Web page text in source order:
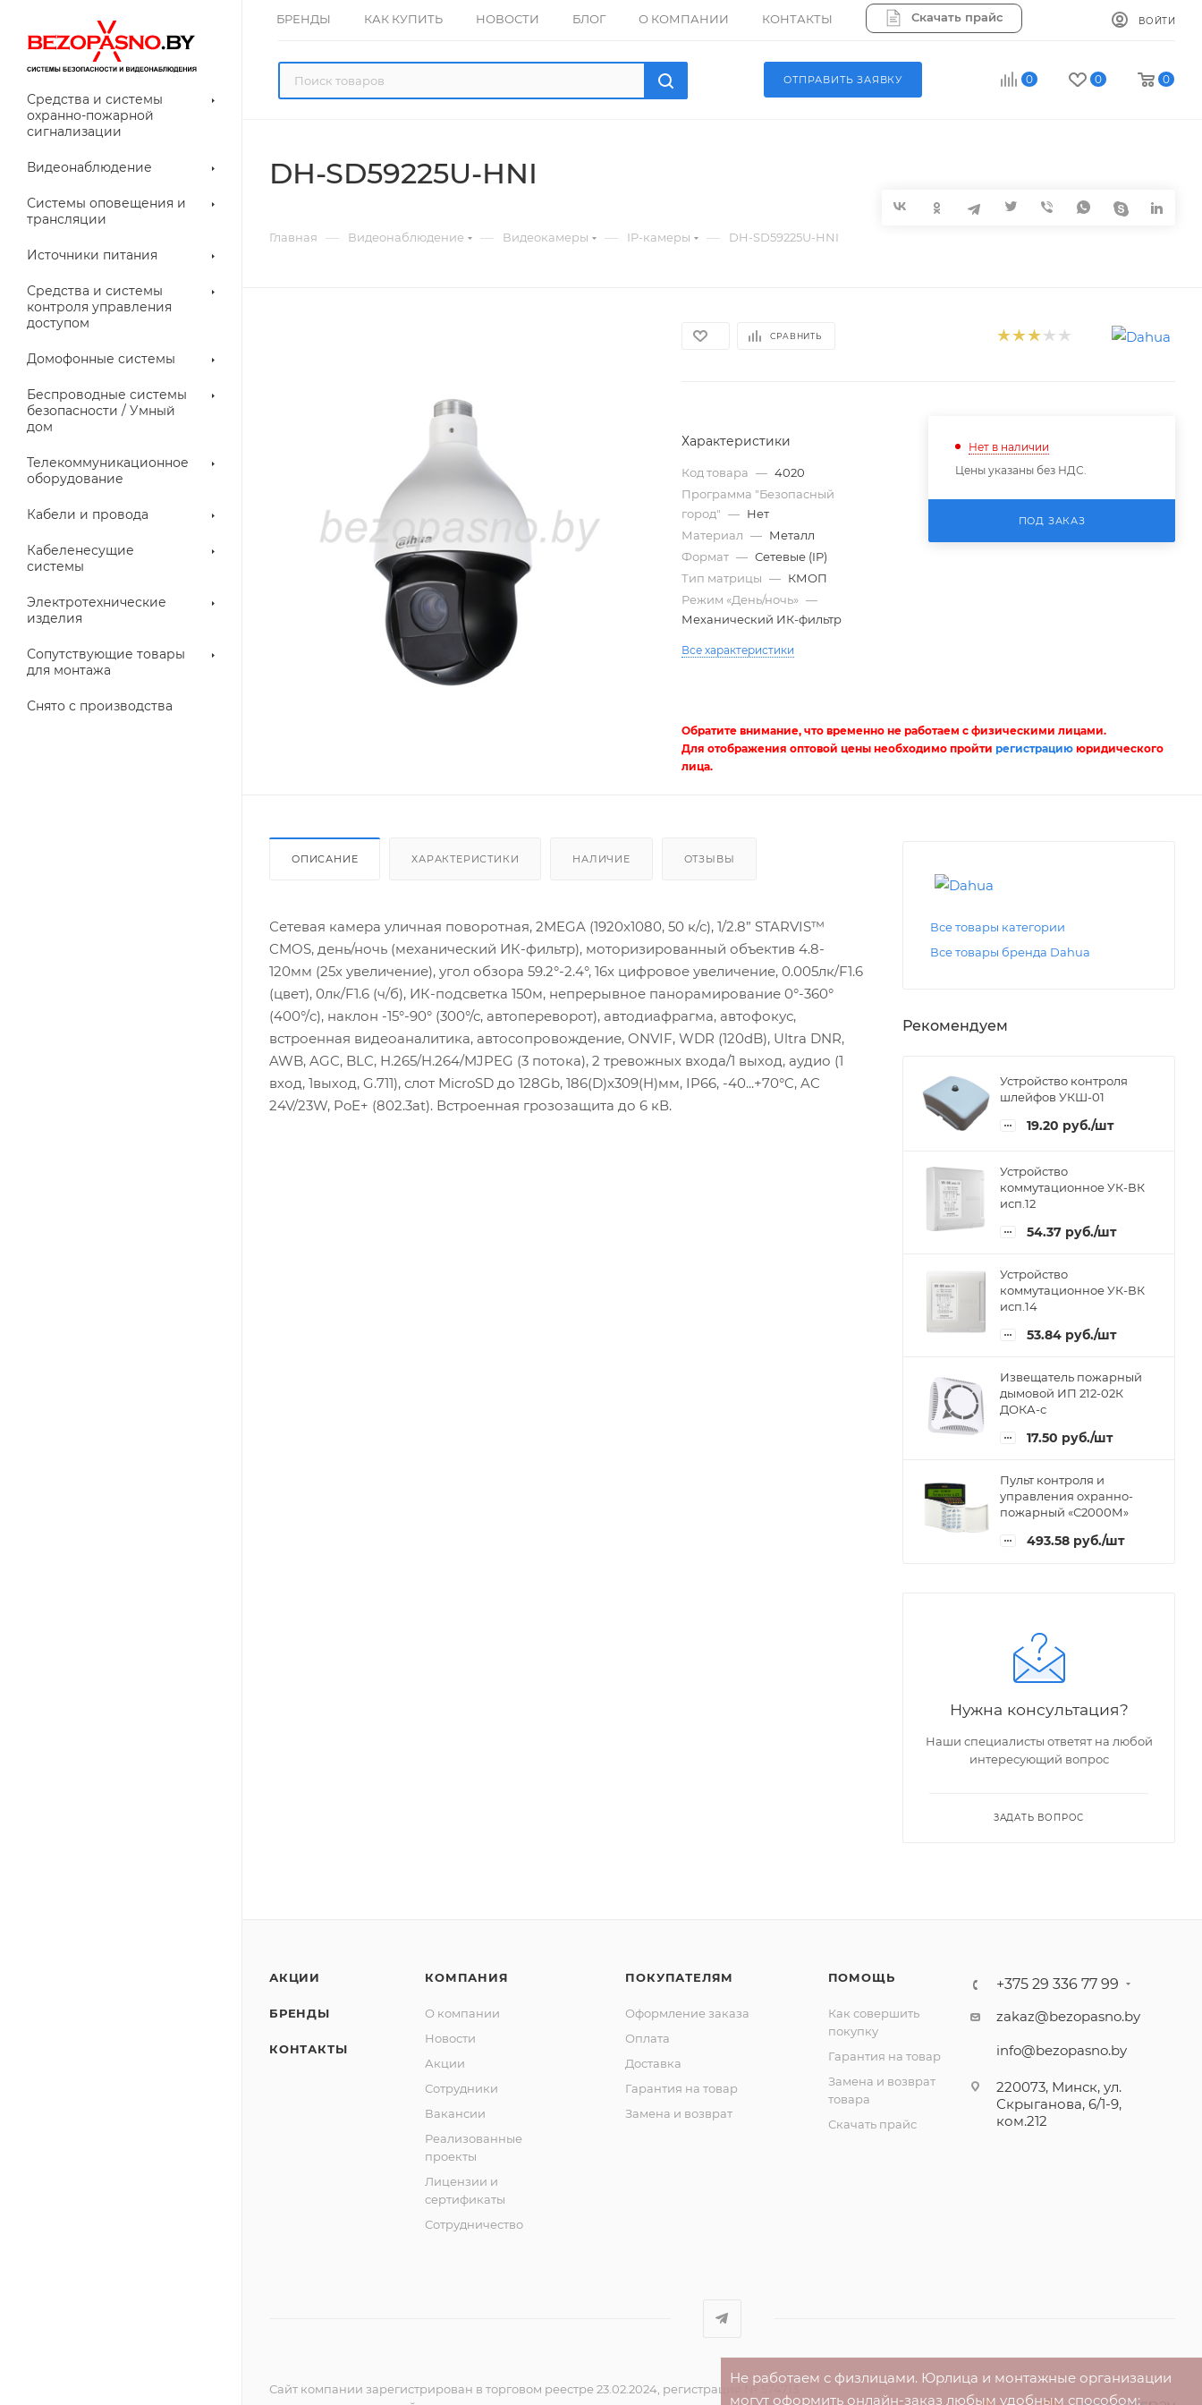
БРЕНДЫ КАК КУПИТЬ НОВОСТИ БЛОГ О КОМПАНИИ КОНТАКТЫ Скачать прайс ВОЙТИ
0 0 0
ОТПРАВИТЬ ЗАЯВКУ
Средства и системы
охранно-пожарной
сигнализации
Видеонаблюдение
для
Системы оповещения и
трансляции
указатели (табло)
Источники питания
Средства и системы
контроля управления
доступом
Домофонные системы
Беспроводные системы
безопасности / Умный
дом
Телекоммуникационное
оборудование
Кабели и провода
Кабеленесущие
системы
Трубы
электротехнические
Электротехнические
изделия
Сопутствующие товары
для монтажа
Снято с производства
DH-SD59225U-HNI
Главная — Видеонаблюдение — Видеокамеры — IP-камеры — DH-SD59225U-HNI
СРАВНИТЬ
Характеристики
Код товара — 4020
Программа "Безопасный
город" — Нет
Материал — Металл
Формат — Сетевые (IP)
Тип матрицы — КМОП
Режим «День/ночь» —
Механический ИК-фильтр
Все характеристики
Нет в наличии
Цены указаны без НДС.
ПОД ЗАКАЗ
Обратите внимание, что временно не работаем с физическими лицами.
Для отображения оптовой цены необходимо пройтирегистрацию юридического
лица.
ОПИСАНИЕ ХАРАКТЕРИСТИКИ НАЛИЧИЕ ОТЗЫВЫ
Сетевая камера уличная поворотная, 2MEGA (1920x1080, 50 к/с), 1/2.8” STARVIS™
CMOS, день/ночь (механический ИК-фильтр), моторизированный объектив 4.8-
120мм (25х увеличение), угол обзора 59.2°-2.4°, 16x цифровое увеличение, 0.005лк/F1.6
(цвет), 0лк/F1.6 (ч/б), ИК-подсветка 150м, непрерывное панорамирование 0°-360°
(400°/c), наклон -15°-90° (300°/с, автопереворот), автодиафрагма, автофокус,
встроенная видеоаналитика, автосопровождение, ONVIF, WDR (120dB), Ultra DNR,
AWB, AGC, BLC, H.265/H.264/MJPEG (3 потока), 2 тревожных входа/1 выход, аудио (1
вход, 1выход, G.711), слот MicroSD до 128Gb, 186(D)x309(H)мм, IP66, -40...+70°C, AC
24V/23W, PoE+ (802.3at). Встроенная грозозащита до 6 кВ.
Все товары категории
Все товары бренда Dahua
Рекомендуем
Устройство контроля
шлейфов УКШ-01
19.20 руб./шт
Устройство
коммутационное УК-ВК
исп.12
54.37 руб./шт
Устройство
коммутационное УК-ВК
исп.14
53.84 руб./шт
Извещатель пожарный
дымовой ИП 212-02К
ДОКА-с
17.50 руб./шт
Пульт контроля и
управления охранно-
пожарный «С2000М»
493.58 руб./шт
Нужна консультация?
Наши специалисты ответят на любой
интересующий вопрос
ЗАДАТЬ ВОПРОС
АКЦИИ
БРЕНДЫ
КОНТАКТЫ
КОМПАНИЯ
О компании
Новости
Акции
Сотрудники
Вакансии
Реализованные
проекты
Лицензии и
сертификаты
Сотрудничество
ПОКУПАТЕЛЯМ
Оформление заказа
Оплата
Доставка
Гарантия на товар
Замена и возврат
ПОМОЩЬ
Как совершить
покупку
Гарантия на товар
Замена и возврат
товара
Скачать прайс
+375 29 336 77 99
zakaz@bezopasno.by
info@bezopasno.by
220073, Минск, ул.
Скрыганова, 6/1-9,
ком.212
Сайт компании зарегистрирован в торговом реестре 23.02.2024, регистрация № 574713
Не работаем с физлицами. Юрлица и монтажные организации
могут оформить онлайн-заказ любым удобным способом: